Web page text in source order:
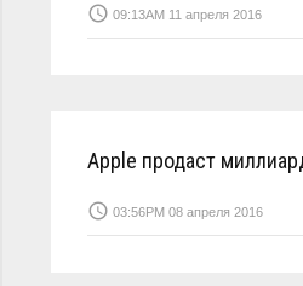
access_time 09:13AM 11 апреля 2016
Apple продаст
access_time 03:56PM 08 апреля 2016